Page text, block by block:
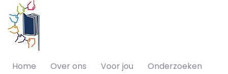
Home Over ons Voor jou Onderzoeken